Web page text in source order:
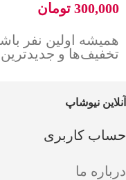
300,000 تومان
همیشه اولین نفر
تخفیف‌ها و جدیدترین
آنلاین نیوشاپ
حساب کاربری
درباره ما